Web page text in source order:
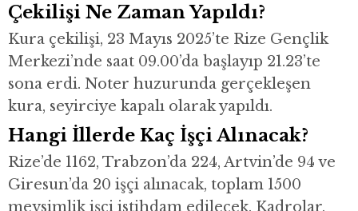
Çekilişi Ne Zaman Yapıldı?
Kura çekilişi, 23 Mayıs 2025’te Rize Gençlik
Merkezi’nde saat 09.00’da başlayıp 21.23’te
sona erdi. Noter huzurunda gerçekleşen
kura, seyirciye kapalı olarak yapıldı.
Hangi İllerde Kaç İşçi Alınacak?
Rize’de 1162, Trabzon’da 224, Artvin’de 94 ve
Giresun’da 20 işçi alınacak, toplam 1500
mevsimlik işçi istihdam edilecek. Kadrolar,